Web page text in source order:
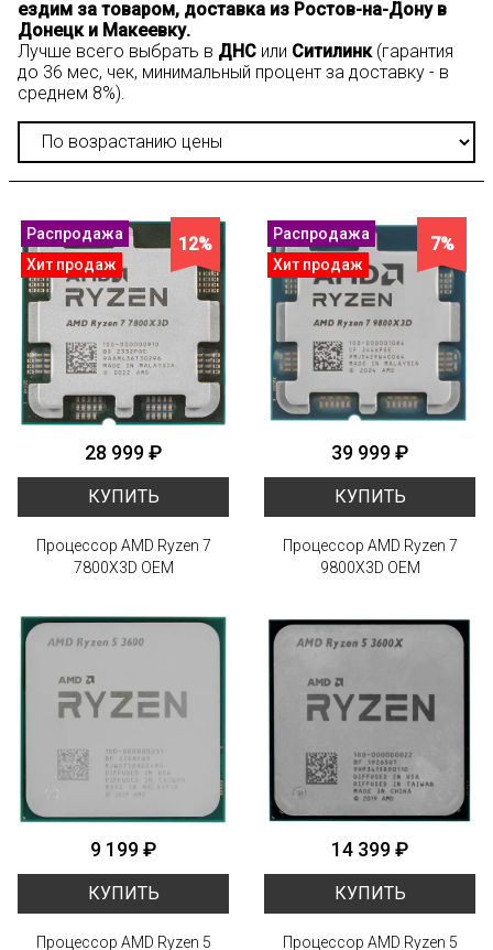
ездим за товаром, доставка из Ростов-на-Дону в
Донецк и Макеевку.
Лучше всего выбрать в ДНС или Ситилинк (гарантия
до 36 мес, чек, минимальный процент за доставку - в
среднем 8%).
12%
Распродажа
Хит продаж
28 999 ₽
КУПИТЬ
Процессор AMD Ryzen 7
7800X3D OEM
7%
Распродажа
Хит продаж
39 999 ₽
КУПИТЬ
Процессор AMD Ryzen 7
9800X3D OEM
9 199 ₽
КУПИТЬ
Процессор AMD Ryzen 5
14 399 ₽
КУПИТЬ
Процессор AMD Ryzen 5